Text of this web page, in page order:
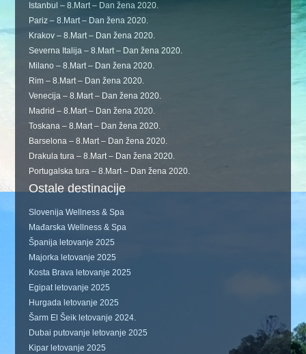
Istanbul – 8.Mart – Dan žena 2020.
Pariz – 8.Mart – Dan žena 2020.
Krakov – 8.Mart – Dan žena 2020.
Severna Italija – 8.Mart – Dan žena 2020.
Milano – 8.Mart – Dan žena 2020.
Rim – 8.Mart – Dan žena 2020.
Venecija – 8.Mart – Dan žena 2020.
Madrid – 8.Mart – Dan žena 2020.
Toskana – 8.Mart – Dan žena 2020.
Barselona – 8.Mart – Dan žena 2020.
Drakula tura – 8.Mart – Dan žena 2020.
Portugalska tura – 8.Mart – Dan žena 2020.
Ostale destinacije
Slovenija Wellness & Spa
Mađarska Wellness & Spa
Španija letovanje 2025
Majorka letovanje 2025
Kosta Brava letovanje 2025
Egipat letovanje 2025
Hurgada letovanje 2025
Šarm El Šeik letovanje 2024.
Dubai putovanje letovanje 2025
Kipar letovanje 2025